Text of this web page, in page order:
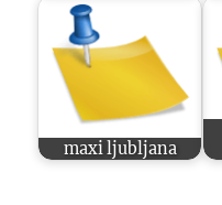
maxi ljubljana